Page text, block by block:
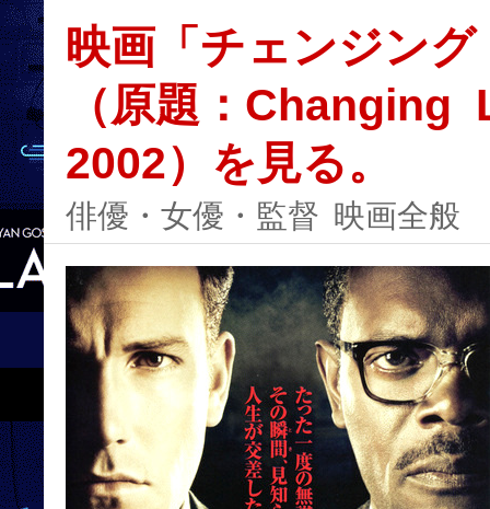
映画「チェンジン
（原題：Changing
2002）を見る。
俳優・女優・監督 映画全般